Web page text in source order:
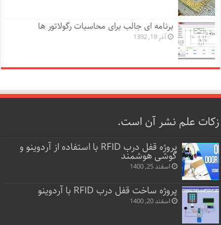
برنامه ای جالب برای محاسبات رگولاتور ها
آذر 19, 1392
زکات علم نشر آن است.
پروژه قفل‌ درب RFID با استفاده از آردوینو و
گوشی هوشمند
اسفند 25, 1400
پروژه ساخت قفل‌ درب RFID با آردوینو
اسفند 20, 1400